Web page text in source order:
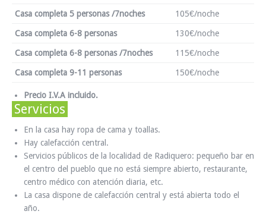
Casa completa 5 personas /7noches 105€/noche
Casa completa 6-8 personas 130€/noche
Casa completa 6-8 personas /7noches 115€/noche
Casa completa 9-11 personas 150€/noche
Precio I.V.A incluido.
Servicios
En la casa hay ropa de cama y toallas.
Hay calefacción central.
Servicios públicos de la localidad de Radiquero: pequeño bar en
el centro del pueblo que no está siempre abierto, restaurante,
centro médico con atención diaria, etc.
La casa dispone de calefacción central y está abierta todo el
año.